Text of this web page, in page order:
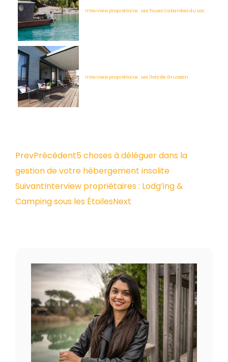
Interview propriétaire : Les Toues Cabanées du Lac
Interview propriétaire : Les îlots de Gruissan
PrevPrécédent5 choses à déléguer dans la
gestion de votre hébergement insolite
SuivantInterview propriétaires : Lodg’ing &
Camping sous les ÉtoilesNext